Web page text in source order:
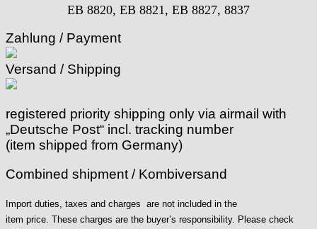
FEF
FB „Förster"
GUBA
HB "Hermann Becker"
Helvetia
HF Bauer
Index
EB 8820, EB 8821, EB 8827, 8837
Zahlung / Payment
Versand / Shipping
registered priority shipping only via airmail with
„Deutsche Post“ incl. tracking number
(item shipped from Germany)
Combined shipment / Kombiversand
Import duties, taxes and charges are not included in the
item price. These charges are the buyer’s responsibility. Please check